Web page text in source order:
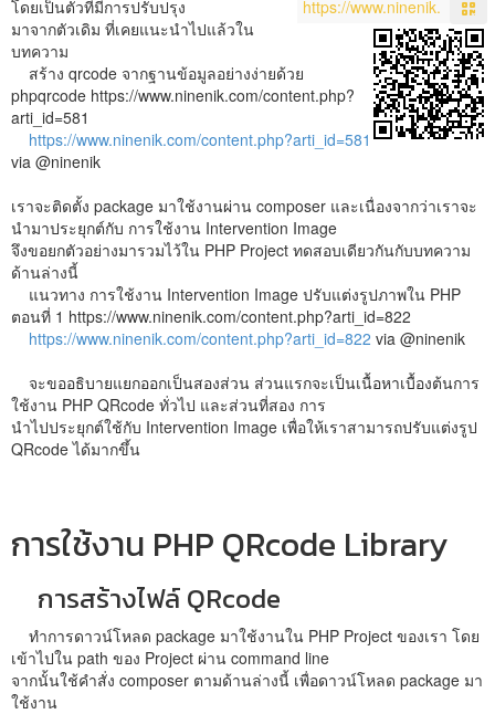
โดยเป็นตัวที่มีการปรับปรุง
มาจากตัวเดิม ที่เคยแนะนำไปแล้วใน
บทความ
สร้าง qrcode จากฐานข้อมูลอย่างง่ายด้วย
phpqrcode https://www.ninenik.com/content.php?
arti_id=581
https://www.ninenik.com/content.php?arti_id=581
via @ninenik
เราจะติดตั้ง package มาใช้งานผ่าน composer และเนื่องจากว่าเราจะ
นำมาประยุกต์กับ การใช้งาน Intervention Image
จึงขอยกตัวอย่างมารวมไว้ใน PHP Project ทดสอบเดียวกันกับบทความ
ด้านล่างนี้
แนวทาง การใช้งาน Intervention Image ปรับแต่งรูปภาพใน PHP
ตอนที่ 1 https://www.ninenik.com/content.php?arti_id=822
https://www.ninenik.com/content.php?arti_id=822 via @ninenik
จะขออธิบายแยกออกเป็นสองส่วน ส่วนแรกจะเป็นเนื้อหาเบื้องต้นการ
ใช้งาน PHP QRcode ทั่วไป และส่วนที่สอง การ
นำไปประยุกต์ใช้กับ Intervention Image เพื่อให้เราสามารถปรับแต่งรูป
QRcode ได้มากขึ้น
การใช้งาน PHP QRcode Library
การสร้างไฟล์ QRcode
ทำการดาวน์โหลด package มาใช้งานใน PHP Project ของเรา โดย
เข้าไปใน path ของ Project ผ่าน command line
จากนั้นใช้คำสั่ง composer ตามด้านล่างนี้ เพื่อดาวน์โหลด package มา
ใช้งาน